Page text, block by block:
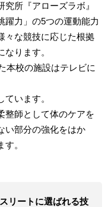
所『アローズラボ』
躍力」の5つの運動能力
々な競技に応じた根拠
ります。
本校の施設はテレビに
います。
整師として体のケアを
い部分の強化をはか
。
リートに選ばれる技